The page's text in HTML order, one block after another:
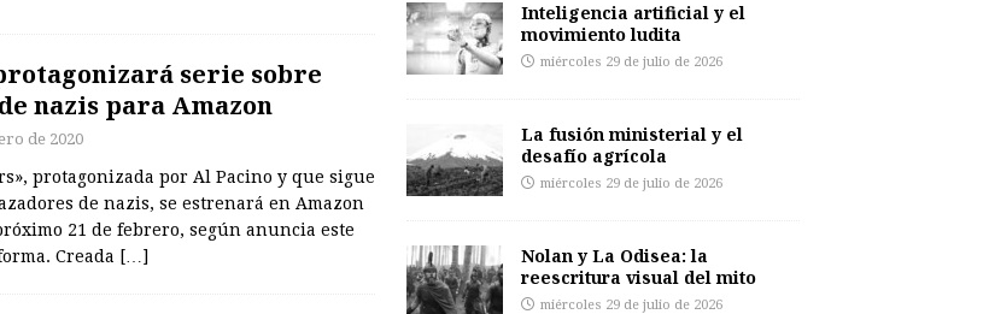
serie sobre
nazis para Amazon
de 2020
protagonizada por Al Pacino y que sigue
de nazis, se estrenará en Amazon
21 de febrero, según anuncia este
Creada […]
Inteligencia artificial y el
movimiento ludita
miércoles 29 de julio de 2026
La fusión ministerial y el
desafío agrícola
miércoles 29 de julio de 2026
Nolan y La Odisea: la
reescritura visual del mito
miércoles 29 de julio de 2026